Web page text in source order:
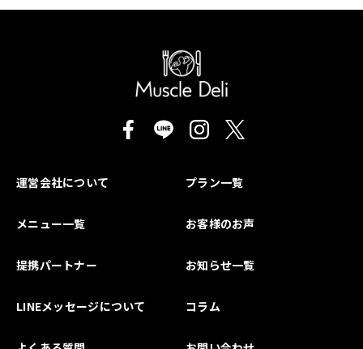
運営会社について プラン一覧
メニュー一覧 お客様のお声
提携パートナー お知らせ一覧
LINEメッセージについて コラム